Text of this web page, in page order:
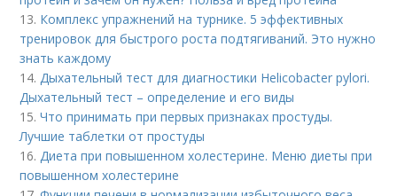
13. Комплекс упражнений на турнике. 5 эффективных
тренировок для быстрого роста подтягиваний. Это нужно
знать каждому
14.Дыхательный тест для диагностики Helicobacter pylori.
Дыхательный тест – определение и его виды
15.Что принимать при первых признаках простуды.
Лучшие таблетки от простуды
16.Диета при повышенном холестерине. Меню диеты при
повышенном холестерине